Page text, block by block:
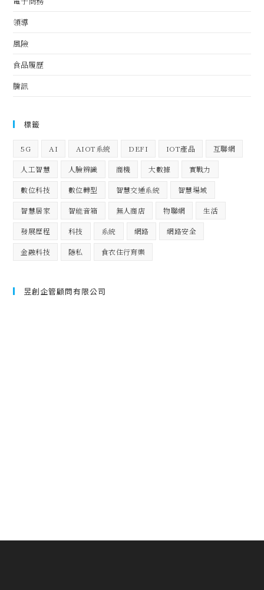
領導
風險
食品履歷
騰訊
標籤
5G AI AIOT系統 DEFI IOT產品 互聯網
人工智慧 人臉辨識 商機 大數據 實戰力
數位科技 數位轉型 智慧交通系統 智慧場域
智慧居家 智能音箱 無人商店 物聯網 生活
發展歷程 科技 系統 網路 網路安全
金融科技 隱私 食衣住行育樂
昱創企管顧問有限公司